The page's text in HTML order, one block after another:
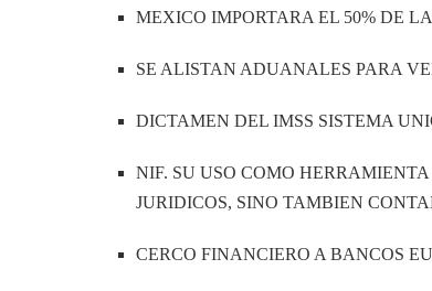
MEXICO IMPORTARA EL 50% DE
SE ALISTAN ADUANALES PARA
DICTAMEN DEL IMSS SISTEMA
NIF. SU USO COMO
JURIDICOS, SINO TAMBIEN
CERCO FINANCIERO A BANCOS